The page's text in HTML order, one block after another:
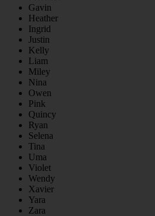
Gavin
Heather
Ingrid
Justin
Kelly
Liam
Miley
Nina
Owen
Pink
Quincy
Ryan
Selena
Tina
Uma
Violet
Wendy
Xavier
Yara
Zara